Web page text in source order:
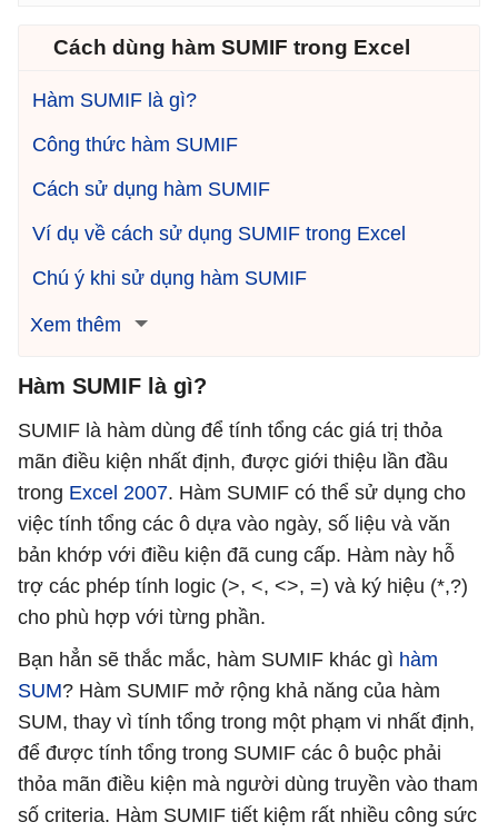
Cách dùng hàm SUMIF trong Excel
Hàm SUMIF là gì?
Công thức hàm SUMIF
Cách sử dụng hàm SUMIF
Ví dụ về cách sử dụng SUMIF trong Excel
Chú ý khi sử dụng hàm SUMIF
Xem thêm
Hàm SUMIF là gì?
SUMIF là hàm dùng để tính tổng các giá trị thỏa
mãn điều kiện nhất định, được giới thiệu lần đầu
trong Excel 2007. Hàm SUMIF có thể sử dụng cho
việc tính tổng các ô dựa vào ngày, số liệu và văn
bản khớp với điều kiện đã cung cấp. Hàm này hỗ
trợ các phép tính logic (>, <, <>, =) và ký hiệu (*,?)
cho phù hợp với từng phần.
Bạn hẳn sẽ thắc mắc, hàm SUMIF khác gì hàm
SUM? Hàm SUMIF mở rộng khả năng của hàm
SUM, thay vì tính tổng trong một phạm vi nhất định,
để được tính tổng trong SUMIF các ô buộc phải
thỏa mãn điều kiện mà người dùng truyền vào tham
số criteria. Hàm SUMIF tiết kiệm rất nhiều công sức